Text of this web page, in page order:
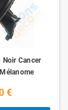
Noir Cancer
€